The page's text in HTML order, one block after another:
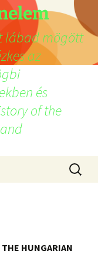
lábad mögött
az
és
of the
HUNGARIAN